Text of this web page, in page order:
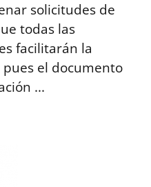
solicitudes de
todas las
facilitarán la
el documento
...